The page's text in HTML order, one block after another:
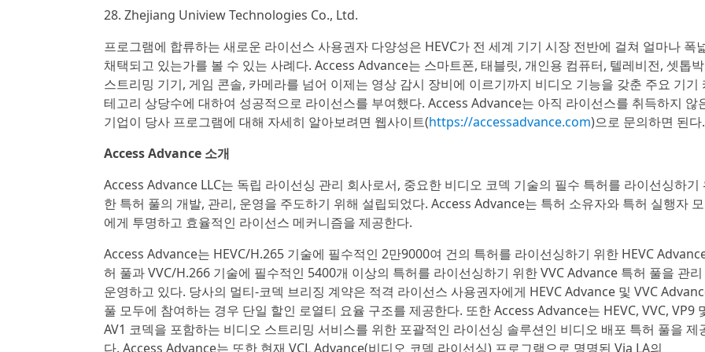
28. Zhejiang Uniview Technologies Co., Ltd.
프로그램에 합류하는 새로운 라이선스 사용권자 다양성은 HEVC가 전 세계 기기 시장 전반에 걸쳐 얼마나 폭
채택되고 있는가를 볼 수 있는 사례다. Access Advance는 스마트폰, 태블릿, 개인용 컴퓨터, 텔레비전, 셋톱
스트리밍 기기, 게임 콘솔, 카메라를 넘어 이제는 영상 감시 장비에 이르기까지 비디오 기능을 갖춘 주요 기기
테고리 상당수에 대하여 성공적으로 라이선스를 부여했다. Access Advance는 아직 라이선스를 취득하지 않
기업이 당사 프로그램에 대해 자세히 알아보려면 웹사이트(https://accessadvance.com)으로 문의하면 된다.
Access Advance 소개
Access Advance LLC는 독립 라이선싱 관리 회사로서, 중요한 비디오 코덱 기술의 필수 특허를 라이선싱하기
한 특허 풀의 개발, 관리, 운영을 주도하기 위해 설립되었다. Access Advance는 특허 소유자와 특허 실행자
에게 투명하고 효율적인 라이선스 메커니즘을 제공한다.
Access Advance는 HEVC/H.265 기술에 필수적인 2만9000여 건의 특허를 라이선싱하기 위한 HEVC
허 풀과 VVC/H.266 기술에 필수적인 5400개 이상의 특허를 라이선싱하기 위한 VVC Advance 특허 풀을 관리
운영하고 있다. 당사의 멀티-코덱 브리징 계약은 적격 라이선스 사용권자에게 HEVC Advance 및 VVC
풀 모두에 참여하는 경우 단일 할인 로열티 요율 구조를 제공한다. 또한 Access Advance는 HEVC, VVC, VP9
AV1 코덱을 포함하는 비디오 스트리밍 서비스를 위한 포괄적인 라이선싱 솔루션인 비디오 배포 특허 풀을 제
다. Access Advance는 또한 현재 VCL Advance(비디오 코덱 라이선싱) 프로그램으로 명명된 Via LA의